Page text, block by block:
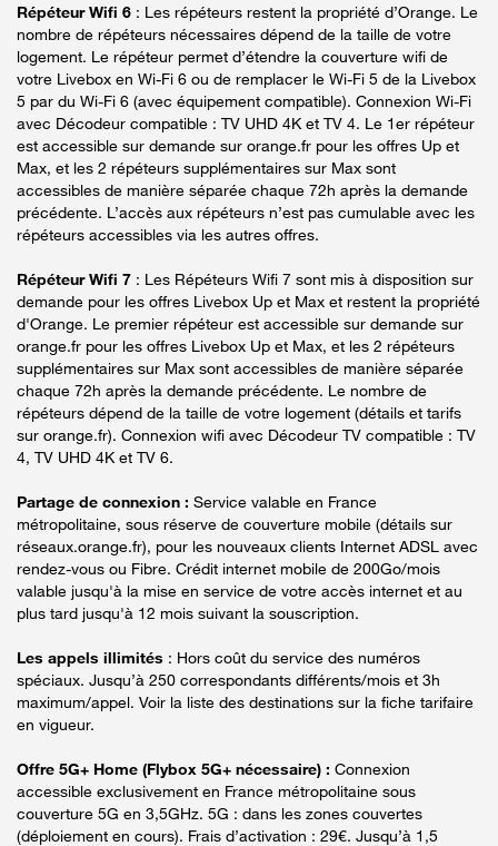
Répéteur Wifi 6 : Les répéteurs restent la propriété d’Orange. Le
nombre de répéteurs nécessaires dépend de la taille de votre
logement. Le répéteur permet d’étendre la couverture wifi de
votre Livebox en Wi-Fi 6 ou de remplacer le Wi-Fi 5 de la Livebox
5 par du Wi-Fi 6 (avec équipement compatible). Connexion Wi-Fi
avec Décodeur compatible : TV UHD 4K et TV 4. Le 1er répéteur
est accessible sur demande sur orange.fr pour les offres Up et
Max, et les 2 répéteurs supplémentaires sur Max sont
accessibles de manière séparée chaque 72h après la demande
précédente. L’accès aux répéteurs n’est pas cumulable avec les
répéteurs accessibles via les autres offres.
Répéteur Wifi 7 : Les Répéteurs Wifi 7 sont mis à disposition sur
demande pour les offres Livebox Up et Max et restent la propriété
d'Orange. Le premier répéteur est accessible sur demande sur
orange.fr pour les offres Livebox Up et Max, et les 2 répéteurs
supplémentaires sur Max sont accessibles de manière séparée
chaque 72h après la demande précédente. Le nombre de
répéteurs dépend de la taille de votre logement (détails et tarifs
sur orange.fr). Connexion wifi avec Décodeur TV compatible : TV
4, TV UHD 4K et TV 6.
Partage de connexion : Service valable en France
métropolitaine, sous réserve de couverture mobile (détails sur
réseaux.orange.fr), pour les nouveaux clients Internet ADSL avec
rendez-vous ou Fibre. Crédit internet mobile de 200Go/mois
valable jusqu'à la mise en service de votre accès internet et au
plus tard jusqu'à 12 mois suivant la souscription.
Les appels illimités : Hors coût du service des numéros
spéciaux. Jusqu’à 250 correspondants différents/mois et 3h
maximum/appel. Voir la liste des destinations sur la fiche tarifaire
en vigueur.
Offre 5G+ Home (Flybox 5G+ nécessaire) : Connexion
accessible exclusivement en France métropolitaine sous
couverture 5G en 3,5GHz. 5G : dans les zones couvertes
(déploiement en cours). Frais d’activation : 29€. Jusqu’à 1,5